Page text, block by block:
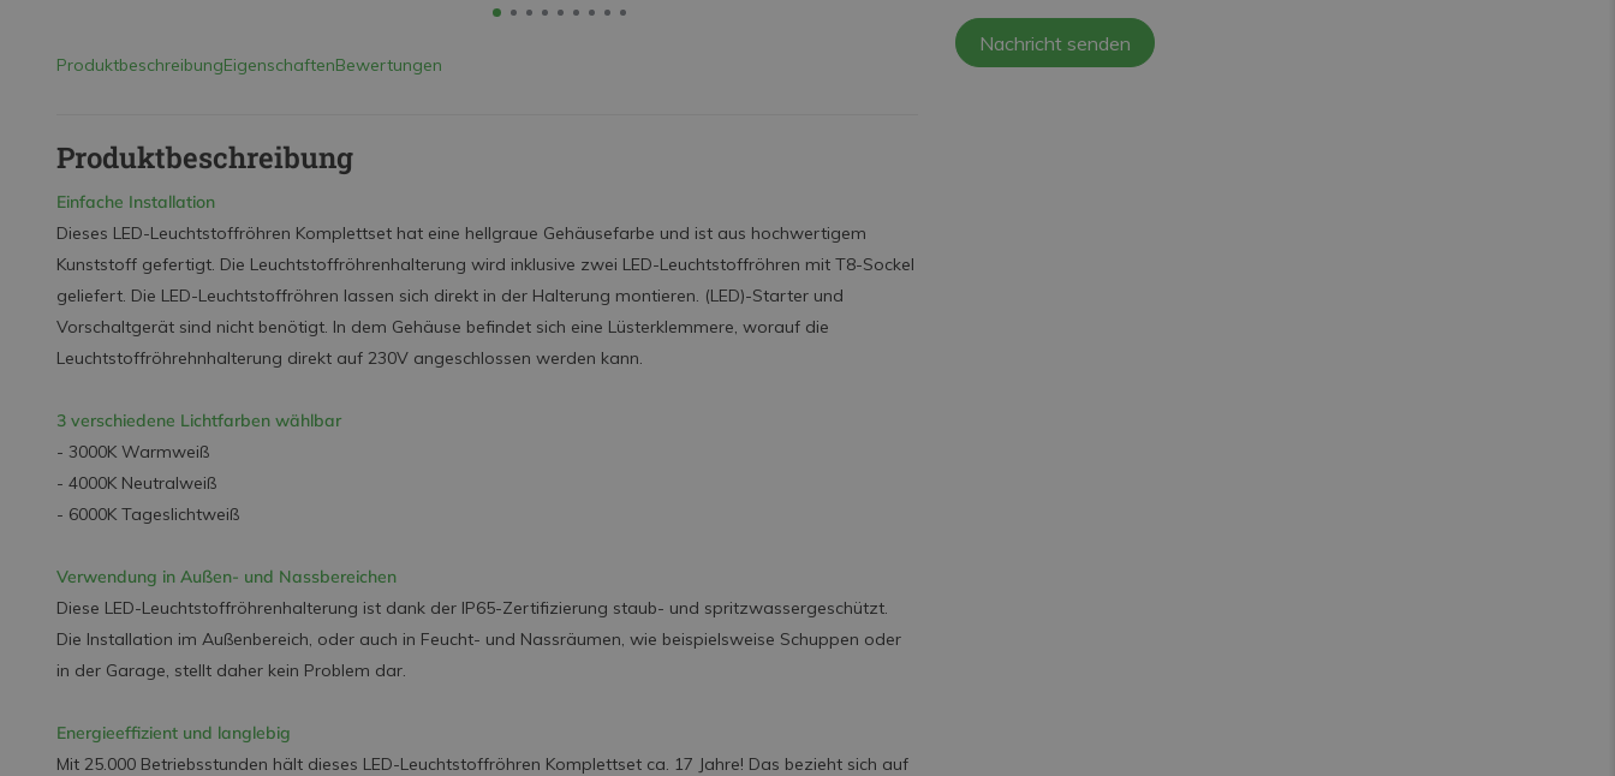
ProduktbeschreibungEigenschaftenBewertungen
Produktbeschreibung
Einfache Installation
Dieses LED-Leuchtstoffröhren Komplettset hat eine hellgraue Gehäusefarbe und ist aus hochwertigem
Kunststoff gefertigt. Die Leuchtstoffröhrenhalterung wird inklusive zwei LED-Leuchtstoffröhren mit T8-Sockel
geliefert. Die LED-Leuchtstoffröhren lassen sich direkt in der Halterung montieren. (LED)-Starter und
Vorschaltgerät sind nicht benötigt. In dem Gehäuse befindet sich eine Lüsterklemmere, worauf die
Leuchtstoffröhrehnhalterung direkt auf 230V angeschlossen werden kann.
3 verschiedene Lichtfarben wählbar
- 3000K Warmweiß
- 4000K Neutralweiß
- 6000K Tageslichtweiß
Verwendung in Außen- und Nassbereichen
Diese LED-Leuchtstoffröhrenhalterung ist dank der IP65-Zertifizierung staub- und spritzwassergeschützt.
Die Installation im Außenbereich, oder auch in Feucht- und Nassräumen, wie beispielsweise Schuppen oder
in der Garage, stellt daher kein Problem dar.
Energieeffizient und langlebig
Mit 25.000 Betriebsstunden hält dieses LED-Leuchtstoffröhren Komplettset ca. 17 Jahre! Das bezieht sich auf
Nachricht senden